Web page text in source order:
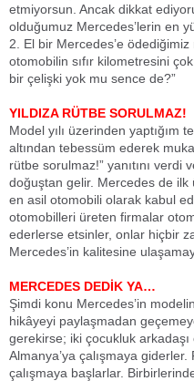
etmiyorsun. Ancak dikkat
olduğumuz Mercedes’lerin en
2. El bir Mercedes’e
otomobilin sıfır kilometresini
bir çelişki yok mu sence de?”
YILDIZA RÜTBE SORULMAZ!
Model yılı üzerinden yaptığım
altından tebessüm ederek
rütbe sorulmaz!” yanıtını verdi
doğuştan gelir. Mercedes de ilk
en asil otomobili olarak kabul
otomobilleri üreten firmalar
ederlerse etsinler, onlar hiçbir
Mercedes’in kalitesine
MERCEDES DEDİK YA…
Şimdi konu Mercedes’in
hikâyeyi paylaşmadan
gerekirse; iki çocukluk arkadaşı
Almanya’ya çalışmaya
çalışmaya başlarlar.